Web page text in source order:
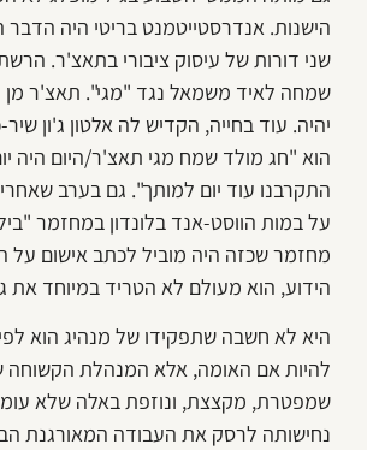
הישנות. אנדרסטייטמנט בריטי היה הדבר
שני דורות של עיסוק ציבורי בתאצ'ר.
שמחה לאיד משמאל נגד "מגי". תאצ'ר
יהיה. עוד בחייה, הקדיש לה אלטון ג'ון
הוא "חג מולד שמח מגי תאצ'ר/היום היה
התקרבנו עוד יום למותך". גם בערב
על במות הווסט-אנד בלונדון במחזמר
מחזמר שכזה היה מוביל לכתב אישום
הידוע, הוא מעולם לא הטריד במיוחד את
היא לא חשבה שתפקידו של מנהיג הוא
להיות אם האומה, אלא המנהלת הקשוחה
שמפטרת, מקצצת, ונוזפת באלה שלא
נחישותה לרסק את העבודה המאורגנת